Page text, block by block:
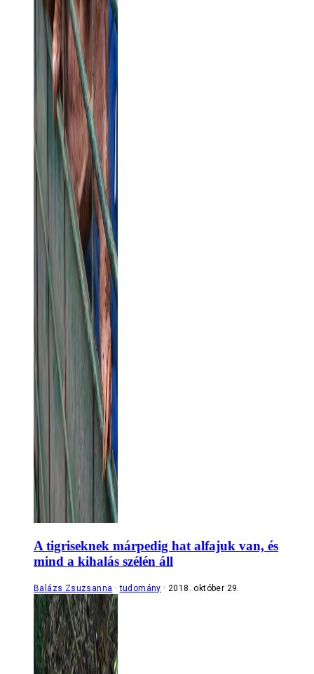
A tigriseknek márpedig hat alfajuk van, és
mind a kihalás szélén áll
Balázs Zsuzsanna tudomány 2018. október 29.